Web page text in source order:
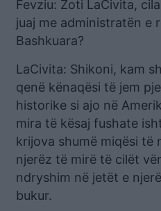
Fevziu: Zoti LaCivita,
juaj me administratën e
Bashkuara?
LaCivita: Shikoni, kam
qenë kënaqësi të jem
historike si ajo në
mira të kësaj fushate
krijova shumë miqësi të
njerëz të mirë të cilët
ndryshim në jetët e
bukur.